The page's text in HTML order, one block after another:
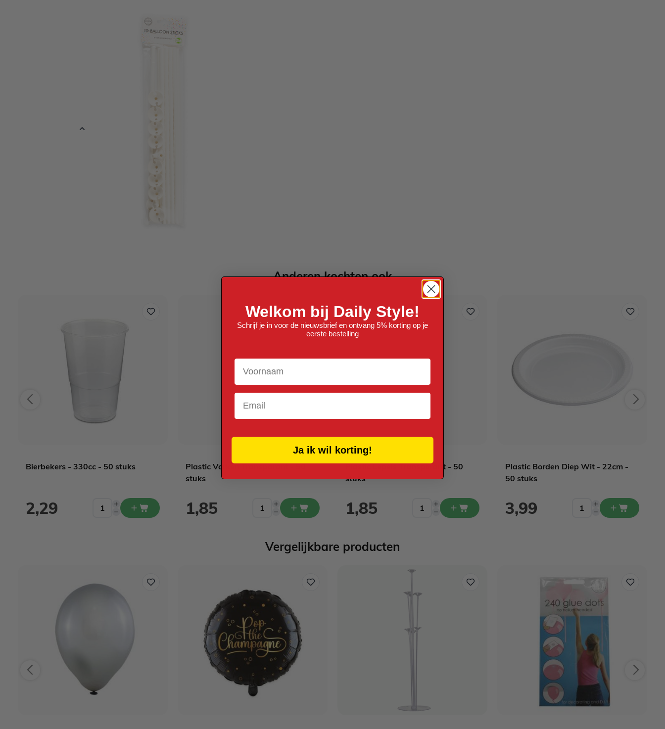
Maak elk feest milieuvriendelijker met deze set van 10 Ballonstokjes Papier. Elk stokje is 40
cm lang en gemaakt van papier, terwijl de houder bestaat uit rietsuikerpulp. Dit maakt ze
volledig biologisch afbreekbaar én een duurzaam alternatief voor plastic ballonhouders.
Ideaal voor kinderfeestjes, bruiloften of verjaardagen. Combineer stijl met duurzaamheid
Duurzaam en veilig alternatief voor plastic ballonhouders.
Anderen kochten ook
Bierbekers - 330cc - 50 stuks
2,29
Plastic Vorken Transparant - 50
stuks
1,85
Plastic Lepels Transparant - 50
stuks
1,85
Plastic Borden Diep Wit - 22cm -
50 stuks
3,99
Vergelijkbare producten
Welkom bij Daily Style!
Schrijf je in voor de nieuwsbrief en ontvang 5% korting op je
eerste bestelling
Voornaam
Email
Ja ik wil korting!